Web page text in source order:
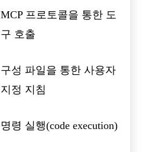
MCP 프로토콜을 통한 도
구 호출
구성 파일을 통한 사용자
지정 지침
명령 실행(code execution)